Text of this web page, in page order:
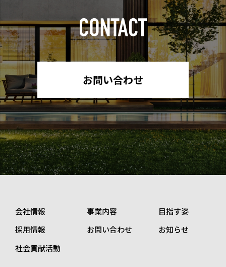
埼京支店
お問い合わせ
会社情報 事業内容
目指す姿
採用情報
お問い合わせ
お知らせ
社会貢献活動